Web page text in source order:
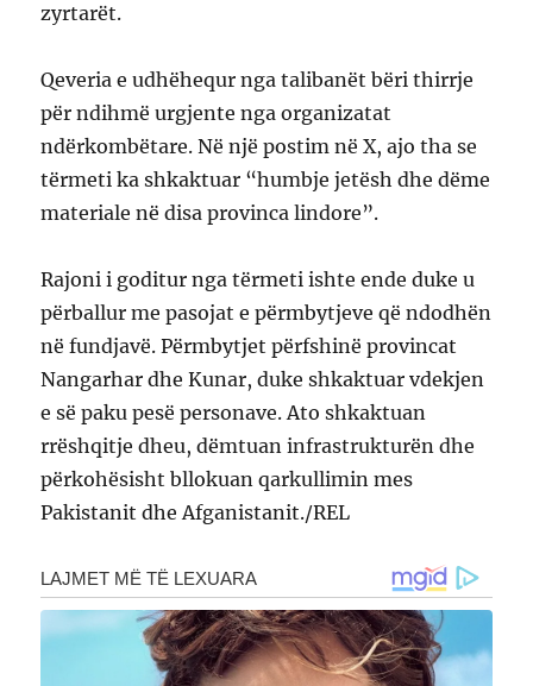
zyrtarët.
Qeveria e udhëhequr nga talibanët bëri thirrje
për ndihmë urgjente nga organizatat
ndërkombëtare. Në një postim në X, ajo tha se
tërmeti ka shkaktuar “humbje jetësh dhe dëme
materiale në disa provinca lindore”.
Rajoni i goditur nga tërmeti ishte ende duke u
përballur me pasojat e përmbytjeve që ndodhën
në fundjavë. Përmbytjet përfshinë provincat
Nangarhar dhe Kunar, duke shkaktuar vdekjen
e së paku pesë personave. Ato shkaktuan
rrëshqitje dheu, dëmtuan infrastrukturën dhe
përkohësisht bllokuan qarkullimin mes
Pakistanit dhe Afganistanit./REL